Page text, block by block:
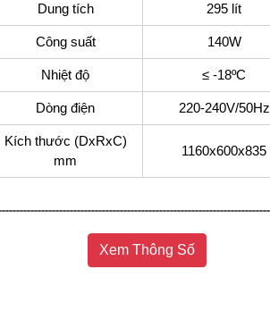
Dung tích 295 lít
Công suất 140W
Nhiệt độ ≤ -18ºC
Dòng điện 220-240V/50Hz
Kích thước (DxRxC)
mm
1160x600x835
Xem Thông Số